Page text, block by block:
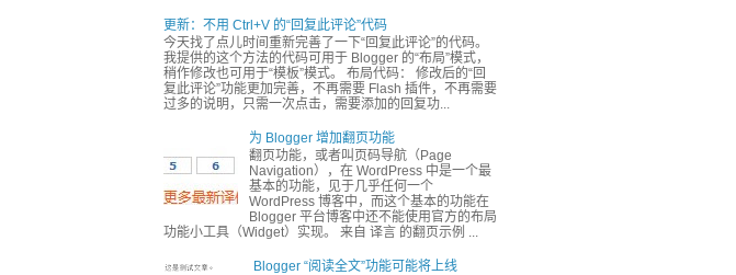
更新：不用 Ctrl+V 的“回复此评论”代码
今天找了点儿时间重新完善了一下“回复此评论”的代码。
我提供的这个方法的代码可用于 Blogger 的“布局”模式，
稍作修改也可用于“模板”模式。 布局代码： 修改后的“回
复此评论”功能更加完善，不再需要 Flash 插件，不再需要
过多的说明，只需一次点击，需要添加的回复功...
为 Blogger 增加翻页功能
翻页功能，或者叫页码导航（Page
Navigation），在 WordPress 中是一个最
基本的功能，见于几乎任何一个
WordPress 博客中，而这个基本的功能在
Blogger 平台博客中还不能使用官方的布局
功能小工具（Widget）实现。 来自 译言 的翻页示例 ...
Blogger “阅读全文”功能可能将上线